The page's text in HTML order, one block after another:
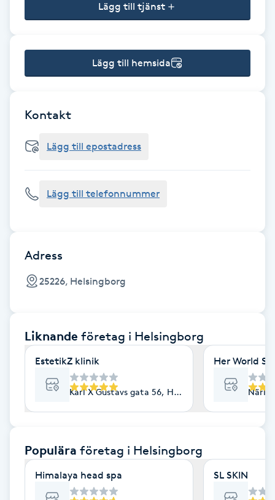
Color correction
D
Damklippning
Dermapen
Diamantslipning
Enzympeeling
Extensions
Extensions borttagning
Eyeliner-tatuering
Face framing
Faceliftmassage
Fet hårbotten
Fettreducering
Lägg till tjänst
Lägg till hemsida
Kontakt
Lägg till epostadress
Lägg till telefonnummer
Adress
25226, Helsingborg
Liknande företag i Helsingborg
EstetikZ klinik
Karl X Gustavs gata 56, Helsingborg
Her World
Populära företag i Helsingborg
Himalaya head spa SL SKIN